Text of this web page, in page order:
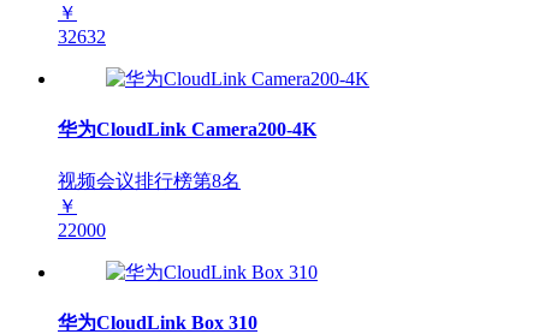
￥
32632
华为CloudLink Camera200-4K
视频会议排行榜第8名
￥
22000
华为CloudLink Box 310